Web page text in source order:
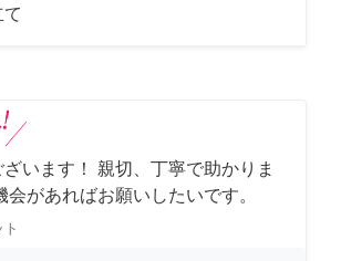
います！ 親切、丁寧で助かりま
会があればお願いしたいです。